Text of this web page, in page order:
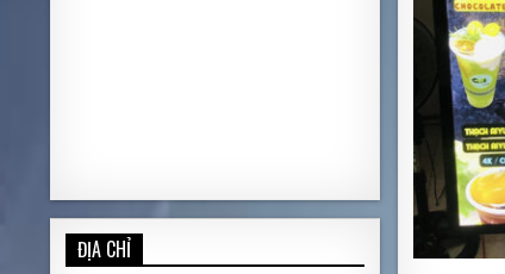
ĐỊA CHỈ